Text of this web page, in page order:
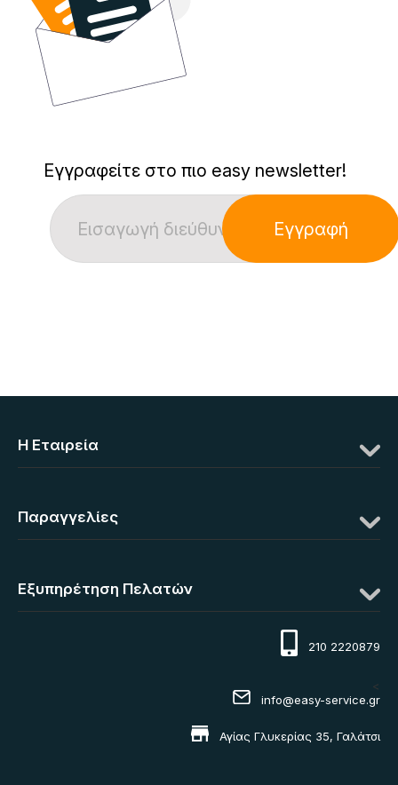
Εγγραφείτε στο πιο easy newsletter!
Εγγραφή
Η Eταιρεία
Παραγγελίες
Εξυπηρέτηση Πελατών
210 2220879
<
info@easy-service.gr
Αγίας Γλυκερίας 35, Γαλάτσι